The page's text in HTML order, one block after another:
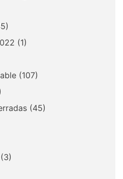
(1)
(107)
(45)
(3)